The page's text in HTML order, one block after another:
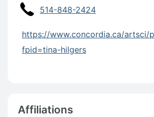
Profile Website
514-848-2424
Profile Website
https://www.concordia.ca/artsci/
fpid=tina-hilgers
Affiliations